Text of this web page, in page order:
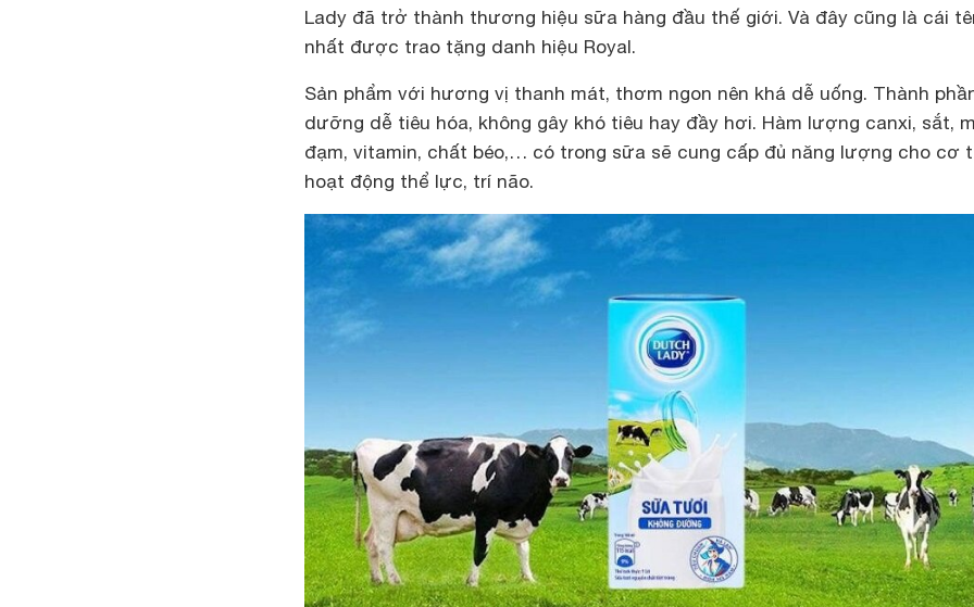
Lady đã trở thành thương hiệu sữa hàng đầu thế giới. Và đây cũng là cái
nhất được trao tặng danh hiệu Royal.
Sản phẩm với hương vị thanh mát, thơm ngon nên khá dễ uống. Thành
dưỡng dễ tiêu hóa, không gây khó tiêu hay đầy hơi. Hàm lượng canxi, sắt,
đạm, vitamin, chất béo,… có trong sữa sẽ cung cấp đủ năng lượng cho cơ
hoạt động thể lực, trí não.